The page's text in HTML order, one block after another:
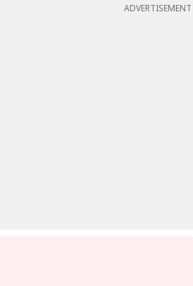
ADVERTISEMENT